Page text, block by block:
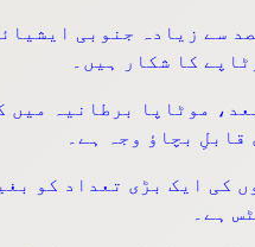
میں 60 فیصد سے زیادہ جنوبی
کا شکار ہیں۔
موٹاپا برطانیہ میں
قابلِ بچاؤ وجہ ہے۔
کی ایک بڑی تعداد کو
ہے۔